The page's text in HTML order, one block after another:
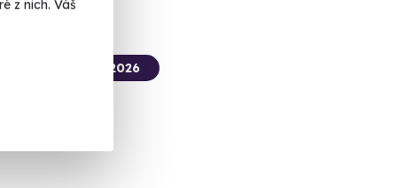
z nich. Váš
už 14. 08. 2026